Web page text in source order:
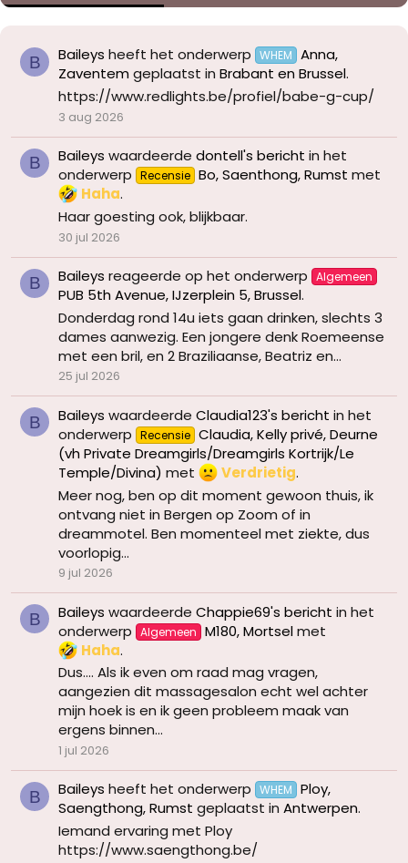
B Baileys heeft het onderwerp WHEM
Anna,
Zaventem geplaatst in Brabant en Brussel.
https://www.redlights.be/profiel/babe-g-cup/
3 aug 2026
B Baileys waardeerde dontell's bericht in het
onderwerp Recensie Bo, Saenthong, Rumst met
Haha.
Haar goesting ook, blijkbaar.
30 jul 2026
B Baileys reageerde op het onderwerp Algemeen
PUB 5th Avenue, IJzerplein 5, Brussel.
Donderdag rond 14u iets gaan drinken, slechts 3
dames aanwezig. Een jongere denk Roemeense
met een bril, en 2 Braziliaanse, Beatriz en...
25 jul 2026
B Baileys waardeerde Claudia123's bericht in het
onderwerp Recensie Claudia, Kelly privé, Deurne
(vh Private Dreamgirls/Dreamgirls Kortrijk/Le
Temple/Divina) met Verdrietig.
Meer nog, ben op dit moment gewoon thuis, ik
ontvang niet in Bergen op Zoom of in
dreammotel. Ben momenteel met ziekte, dus
voorlopig...
9 jul 2026
B Baileys waardeerde Chappie69's bericht in het
onderwerp Algemeen M180, Mortselmet
Haha.
Dus…. Als ik even om raad mag vragen,
aangezien dit massagesalon echt wel achter
mijn hoek is en ik geen probleem maak van
ergens binnen...
1 jul 2026
B Baileys heeft het onderwerp WHEM
Ploy,
Saengthong, Rumst geplaatst in Antwerpen.
Iemand ervaring met Ploy
https://www.saengthong.be/